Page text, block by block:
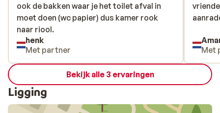
ook de bakken waar je het toilet afval in
moet doen (wc papier) dus kamer rook
naar riool.
ook de bakken waar je het toilet afval in
moet doen (wc papier) dus kamer rook
naar riool.
henk
Met partner
Met
Bekijk alle 3 ervaringen
Ligging